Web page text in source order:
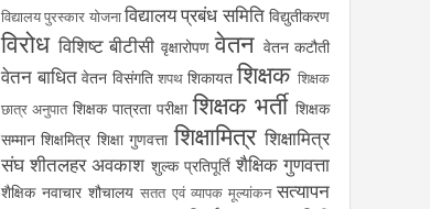
विद्यालय पुरस्कार योजनाविद्यालय प्रबंध समिति विद्युतीकरण
विरोध विशिष्ट बीटीसी वृक्षारोपण वेतन वेतन कटौती
वेतन बाधित वेतन विसंगति शपथ शिकायत शिक्षक शिक्षक
छात्र अनुपात शिक्षक पात्रता परीक्षा शिक्षक भर्ती शिक्षक
सम्मान शिक्षमित्र शिक्षा गुणवत्ता शिक्षामित्र शिक्षामित्र
संघ शीतलहर अवकाश शुल्क प्रतिपूर्ति शैक्षिक गुणवत्ता
शैक्षिक नवाचार शौचालय सतत एवं व्यापक मूल्यांकन सत्यापन